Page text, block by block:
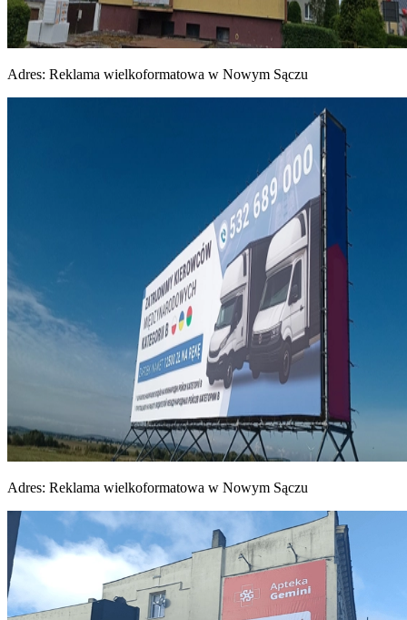
Adres: Reklama wielkoformatowa w Nowym Sączu
Adres: Reklama wielkoformatowa w Nowym Sączu